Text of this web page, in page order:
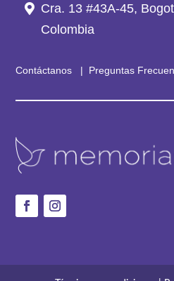
Cra. 13 #43A-45,
Colombia
Contáctanos | Preguntas